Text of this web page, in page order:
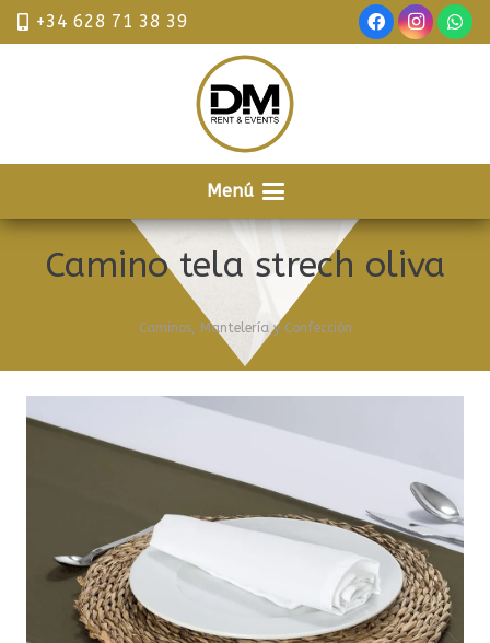
+34 628 71 38 39
Menú
Camino tela strech oliva
Caminos, Mantelería y Confección